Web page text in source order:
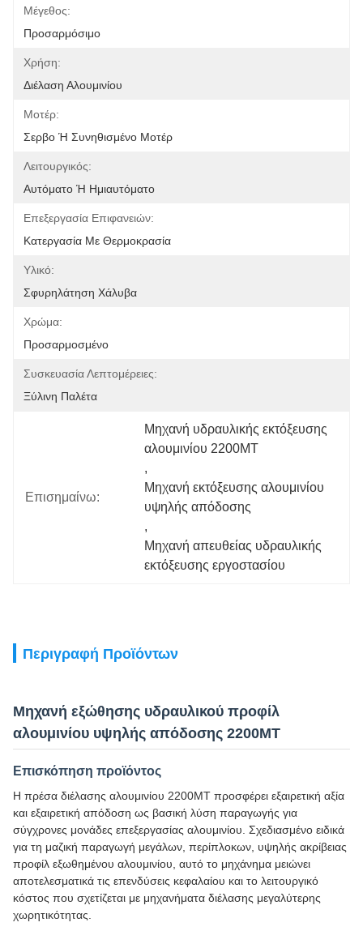
Μέγεθος:
Προσαρμόσιμο
Χρήση:
Διέλαση Αλουμινίου
Μοτέρ:
Σερβο Ή Συνηθισμένο Μοτέρ
Λειτουργικός:
Αυτόματο Ή Ημιαυτόματο
Επεξεργασία Επιφανειών:
Κατεργασία Με Θερμοκρασία
Υλικό:
Σφυρηλάτηση Χάλυβα
Χρώμα:
Προσαρμοσμένο
Συσκευασία Λεπτομέρειες:
Ξύλινη Παλέτα
Επισημαίνω:
Μηχανή υδραυλικής εκτόξευσης
αλουμινίου 2200MT
,
Μηχανή εκτόξευσης αλουμινίου
υψηλής απόδοσης
,
Μηχανή απευθείας υδραυλικής
εκτόξευσης εργοστασίου
Περιγραφή Προϊόντων
Μηχανή εξώθησης υδραυλικού προφίλ
αλουμινίου υψηλής απόδοσης 2200MT
Επισκόπηση προϊόντος
Η πρέσα διέλασης αλουμινίου 2200MT προσφέρει εξαιρετική αξία
και εξαιρετική απόδοση ως βασική λύση παραγωγής για
σύγχρονες μονάδες επεξεργασίας αλουμινίου. Σχεδιασμένο ειδικά
για τη μαζική παραγωγή μεγάλων, περίπλοκων, υψηλής ακρίβειας
προφίλ εξωθημένου αλουμινίου, αυτό το μηχάνημα μειώνει
αποτελεσματικά τις επενδύσεις κεφαλαίου και το λειτουργικό
κόστος που σχετίζεται με μηχανήματα διέλασης μεγαλύτερης
χωρητικότητας.